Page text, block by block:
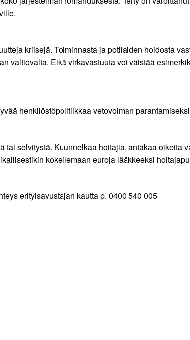
kriisejä. Toiminnasta ja potilaiden hoidosta
valtiovalta. Eikä virkavastuuta voi väistää
henkilöstöpolitiikkaa vetovoiman
tai selvitystä. Kuunnelkaa hoitajia, antakaa oikeita
kokeilemaan euroja lääkkeeksi
erityisavustajan kautta p. 0400 540 005